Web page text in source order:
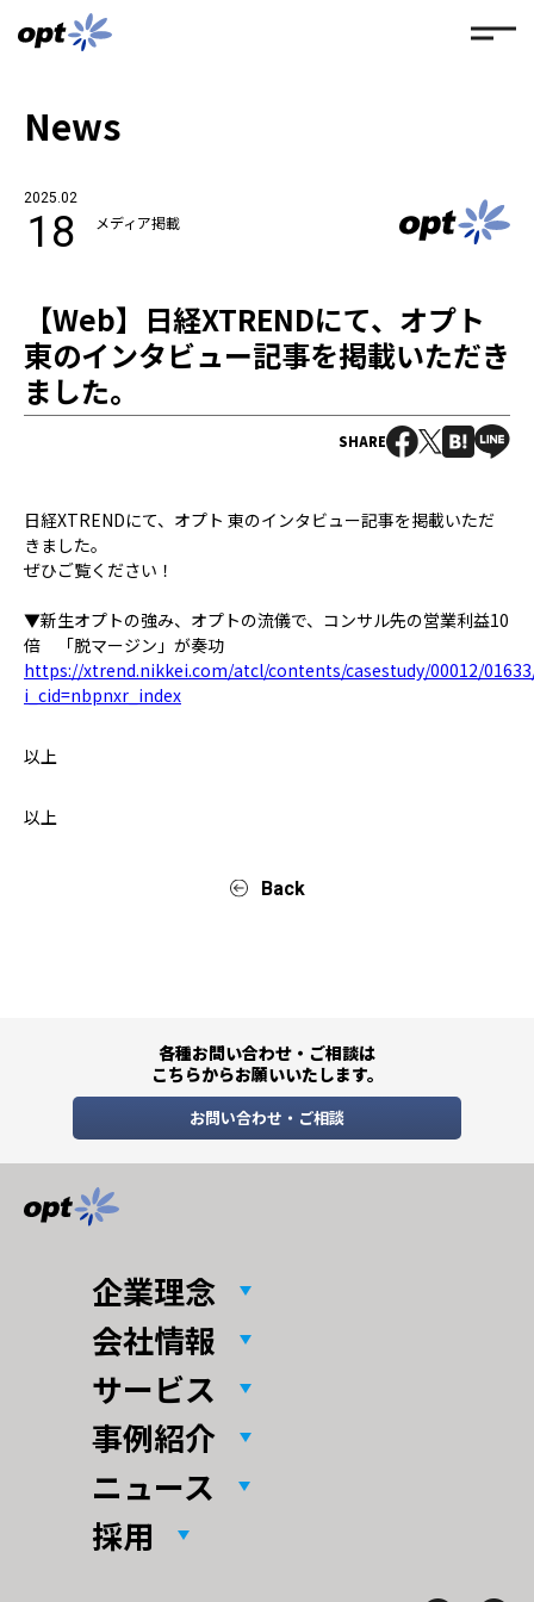
News
2025.02
18 メディア掲載
【Web】日経XTRENDにて、オプト
東のインタビュー記事を掲載いただき
ました。
SHARE
日経XTRENDにて、オプト 東のインタビュー記事を掲載いただ
きました。
ぜひご覧ください！
▼新生オプトの強み、オプトの流儀で、コンサル先の営業利益10
倍 「脱マージン」が奏功
https://xtrend.nikkei.com/atcl/contents/casestudy/00012/
i_cid=nbpnxr_index
以上
以上
Back
各種お問い合わせ・ご相談は
こちらからお願いいたします。
お問い合わせ・ご相談
企業理念
会社情報
サービス
事例紹介
ニュース
採用